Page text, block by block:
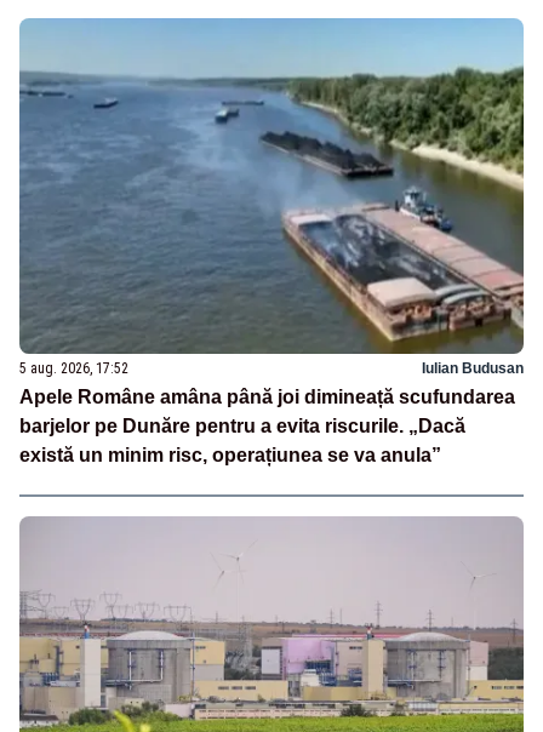
5 aug. 2026, 17:52 Iulian Budusan
Apele Române amâna până joi dimineață scufundarea
barjelor pe Dunăre pentru a evita riscurile. „Dacă
există un minim risc, operațiunea se va anula”